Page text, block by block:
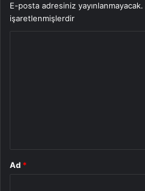
E-posta adresiniz yayınlanmayacak.
işaretlenmişlerdir
Ad *